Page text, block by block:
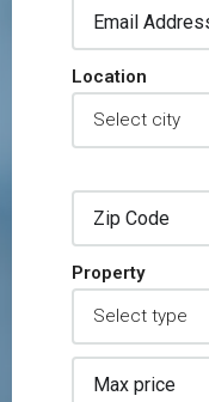
Location
Property